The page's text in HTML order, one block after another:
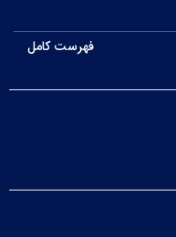
فهرست کامل